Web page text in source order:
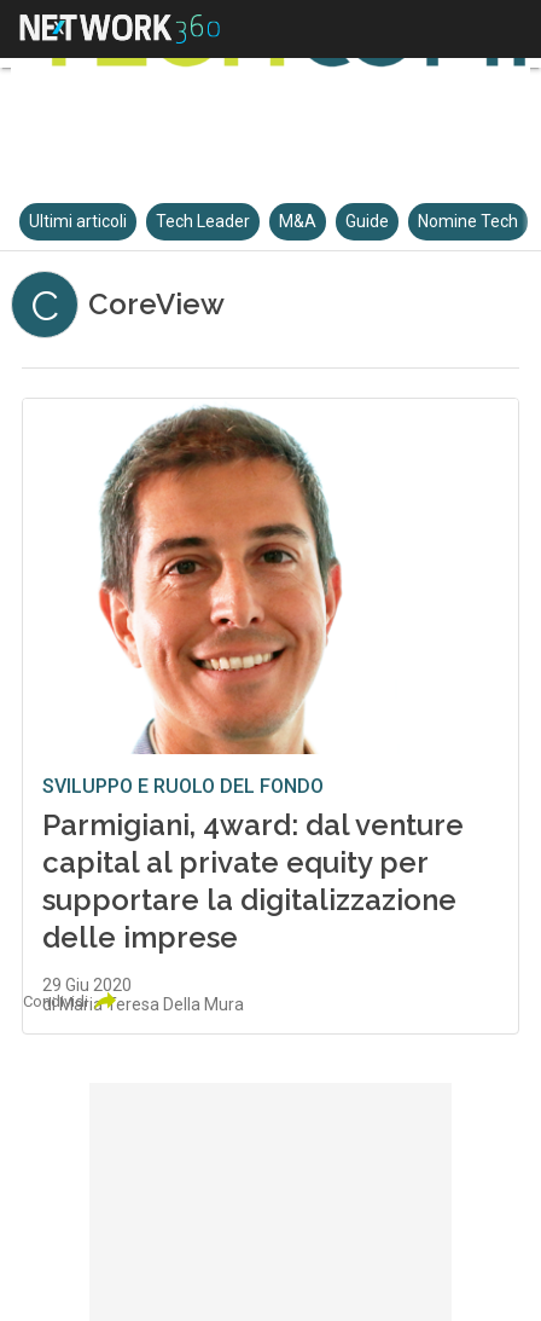
Ultimi articoli Tech Leader M&A Guide Nomine Tech
C CoreView
SVILUPPO E RUOLO DEL FONDO
Parmigiani, 4ward: dal venture
capital al private equity per
supportare la digitalizzazione
delle imprese
29 Giu 2020
di Maria Teresa Della Mura
Condividi